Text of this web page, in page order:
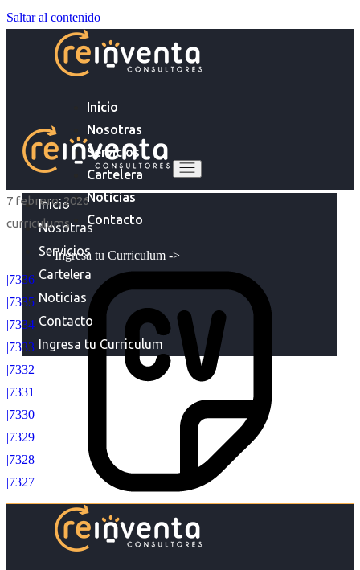
Saltar al contenido
Inicio
Nosotras
Servicios
Cartelera
Noticias
Contacto
Ingresa tu Curriculum ->
Inicio
Nosotras
Servicios
Cartelera
Noticias
Contacto
Ingresa tu Curriculum
7 febrero, 2026
curriculums
|7336
|7335
|7334
|7333
|7332
|7331
|7330
|7329
|7328
|7327